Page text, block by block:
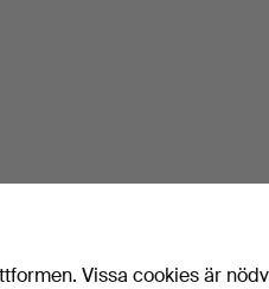
Vissa cookies är